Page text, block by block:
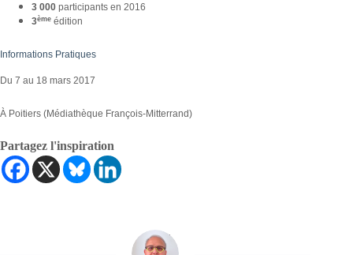
3 000 participants en 2016
3ème édition
Informations Pratiques
Du 7 au 18 mars 2017
À Poitiers (Médiathèque François-Mitterrand)
Partagez l'inspiration